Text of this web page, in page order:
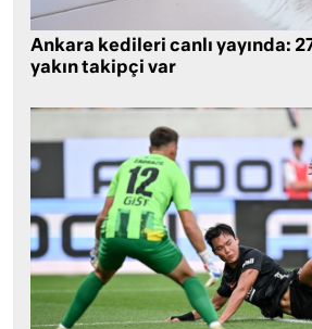
Ankara kedileri canlı yayında:
yakın takipçi var